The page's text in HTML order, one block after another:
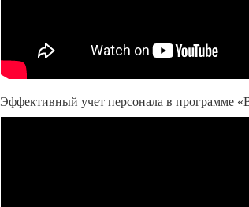
Эффективный учет персонала в программе